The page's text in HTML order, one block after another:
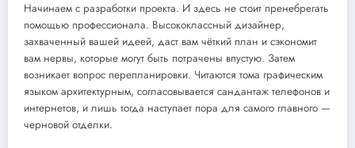
Начинаем с разработки проекта. И здесь не стоит пренебрегать
помощью профессионала. Высококлассный дизайнер,
захваченный вашей идеей, даст вам чёткий план и сэкономит
вам нервы, которые могут быть потрачены впустую. Затем
возникает вопрос перепланировки. Читаются тома графическим
языком архитектурным, согласовывается сандантаж телефонов и
интернетов, и лишь тогда наступает пора для самого главного —
черновой отделки.